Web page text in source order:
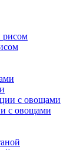
с овощами